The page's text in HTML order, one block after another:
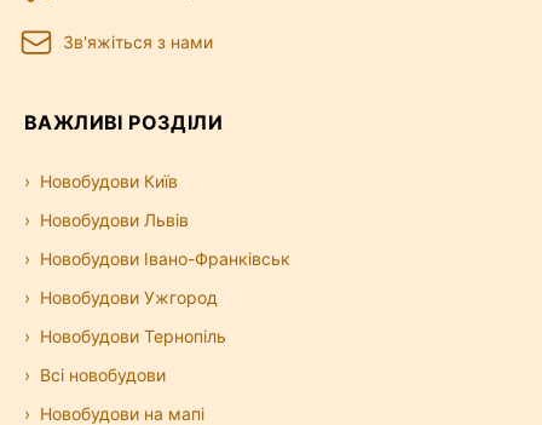
Зв'яжіться з нами
ВАЖЛИВІ РОЗДІЛИ
Новобудови Київ
Новобудови Львів
Новобудови Івано-Франківськ
Новобудови Ужгород
Новобудови Тернопіль
Всі новобудови
Новобудови на мапі